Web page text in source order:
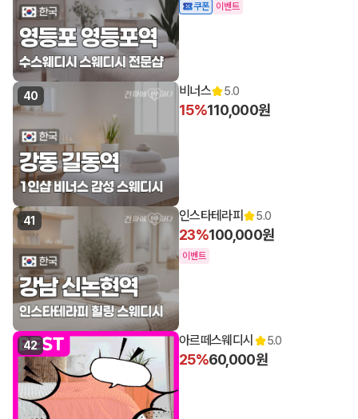
쿠폰 이벤트
40 비너스 5.0
15%110,000원
41 인스타테라피 5.0
23%100,000원
이벤트
42 아르떼스웨디시 5.0
25%60,000원